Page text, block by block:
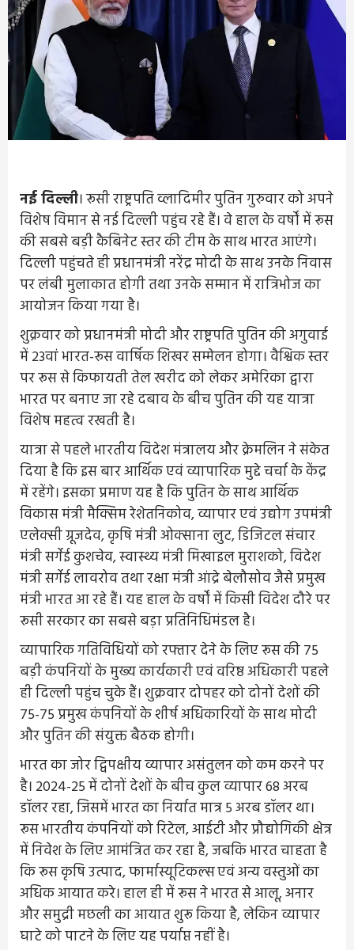
नई दिल्ली। रूसी राष्ट्रपति व्लादिमीर पुतिन गुरुवार को अपने
विशेष विमान से नई दिल्ली पहुंच रहे हैं। वे हाल के वर्षों में रूस
की सबसे बड़ी कैबिनेट स्तर की टीम के साथ भारत आएंगे।
दिल्ली पहुंचते ही प्रधानमंत्री नरेंद्र मोदी के साथ उनके निवास
पर लंबी मुलाकात होगी तथा उनके सम्मान में रात्रिभोज का
आयोजन किया गया है।
शुक्रवार को प्रधानमंत्री मोदी और राष्ट्रपति पुतिन की अगुवाई
में 23वां भारत-रूस वार्षिक शिखर सम्मेलन होगा। वैश्विक स्तर
पर रूस से किफायती तेल खरीद को लेकर अमेरिका द्वारा
भारत पर बनाए जा रहे दबाव के बीच पुतिन की यह यात्रा
विशेष महत्व रखती है।
यात्रा से पहले भारतीय विदेश मंत्रालय और क्रेमलिन ने संकेत
दिया है कि इस बार आर्थिक एवं व्यापारिक मुद्दे चर्चा के केंद्र
में रहेंगे। इसका प्रमाण यह है कि पुतिन के साथ आर्थिक
विकास मंत्री मैक्सिम रेशेतनिकोव, व्यापार एवं उद्योग उपमंत्री
एलेक्सी ग्रूजदेव, कृषि मंत्री ओक्साना लुट, डिजिटल संचार
मंत्री सर्गेई कुशचेव, स्वास्थ्य मंत्री मिखाइल मुराशको, विदेश
मंत्री सर्गेई लावरोव तथा रक्षा मंत्री आंद्रे बेलौसोव जैसे प्रमुख
मंत्री भारत आ रहे हैं। यह हाल के वर्षों में किसी विदेश दौरे पर
रूसी सरकार का सबसे बड़ा प्रतिनिधिमंडल है।
व्यापारिक गतिविधियों को रफ्तार देने के लिए रूस की 75
बड़ी कंपनियों के मुख्य कार्यकारी एवं वरिष्ठ अधिकारी पहले
ही दिल्ली पहुंच चुके हैं। शुक्रवार दोपहर को दोनों देशों की
75-75 प्रमुख कंपनियों के शीर्ष अधिकारियों के साथ मोदी
और पुतिन की संयुक्त बैठक होगी।
भारत का जोर द्विपक्षीय व्यापार असंतुलन को कम करने पर
है। 2024-25 में दोनों देशों के बीच कुल व्यापार 68 अरब
डॉलर रहा, जिसमें भारत का निर्यात मात्र 5 अरब डॉलर था।
रूस भारतीय कंपनियों को रिटेल, आईटी और प्रौद्योगिकी क्षेत्र
में निवेश के लिए आमंत्रित कर रहा है, जबकि भारत चाहता है
कि रूस कृषि उत्पाद, फार्मास्यूटिकल्स एवं अन्य वस्तुओं का
अधिक आयात करे। हाल ही में रूस ने भारत से आलू, अनार
और समुद्री मछली का आयात शुरू किया है, लेकिन व्यापार
घाटे को पाटने के लिए यह पर्याप्त नहीं है।